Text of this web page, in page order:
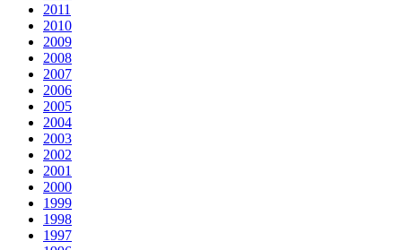
2011
2010
2009
2008
2007
2006
2005
2004
2003
2002
2001
2000
1999
1998
1997